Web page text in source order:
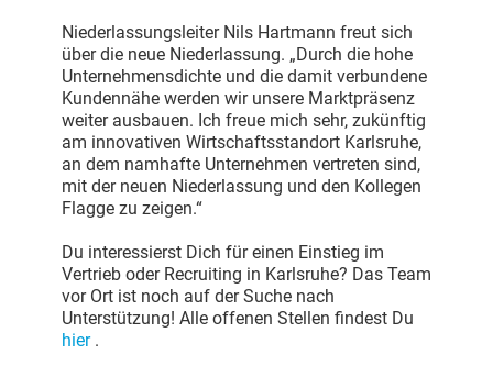
Niederlassungsleiter Nils Hartmann freut sich
über die neue Niederlassung. „Durch die hohe
Unternehmensdichte und die damit verbundene
Kundennähe werden wir unsere Marktpräsenz
weiter ausbauen. Ich freue mich sehr, zukünftig
am innovativen Wirtschaftsstandort Karlsruhe,
an dem namhafte Unternehmen vertreten sind,
mit der neuen Niederlassung und den Kollegen
Flagge zu zeigen.“
Du interessierst Dich für einen Einstieg im
Vertrieb oder Recruiting in Karlsruhe? Das Team
vor Ort ist noch auf der Suche nach
Unterstützung! Alle offenen Stellen findest Du
hier.